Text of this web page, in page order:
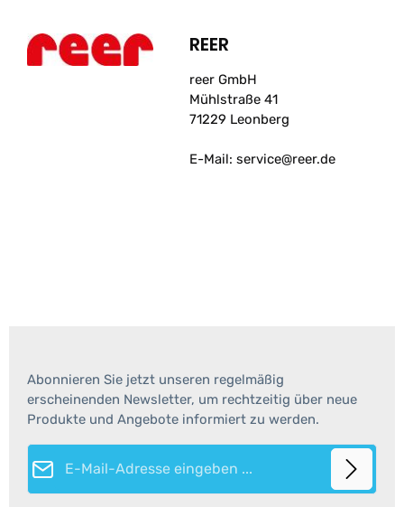
REER
reer GmbH
Mühlstraße 41
71229 Leonberg
E-Mail: service@reer.de
Abonnieren Sie jetzt unseren regelmäßig
erscheinenden Newsletter, um rechtzeitig über neue
Produkte und Angebote informiert zu werden.
E-Mail-Adresse*